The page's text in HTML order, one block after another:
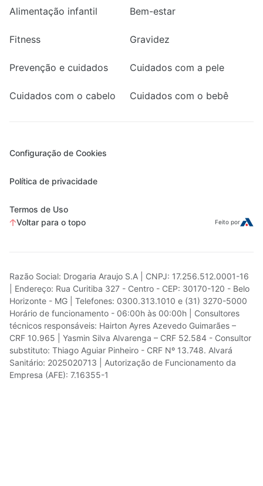
Alimentação infantil Bem-estar
Fitness Gravidez
Prevenção e cuidados Cuidados com a pele
Cuidados com o cabelo Cuidados com o bebê
Configuração de Cookies
Política de privacidade
Termos de Uso
Voltar para o topo
Feito por
Razão Social: Drogaria Araujo S.A | CNPJ: 17.256.512.0001-16
| Endereço: Rua Curitiba 327 - Centro - CEP: 30170-120 - Belo
Horizonte - MG | Telefones: 0300.313.1010 e (31) 3270-5000
Horário de funcionamento - 06:00h às 00:00h | Consultores
técnicos responsáveis: Hairton Ayres Azevedo Guimarães –
CRF 10.965 | Yasmin Silva Alvarenga – CRF 52.584 - Consultor
substituto: Thiago Aguiar Pinheiro - CRF Nº 13.748. Alvará
Sanitário: 2025020713 | Autorização de Funcionamento da
Empresa (AFE): 7.16355-1